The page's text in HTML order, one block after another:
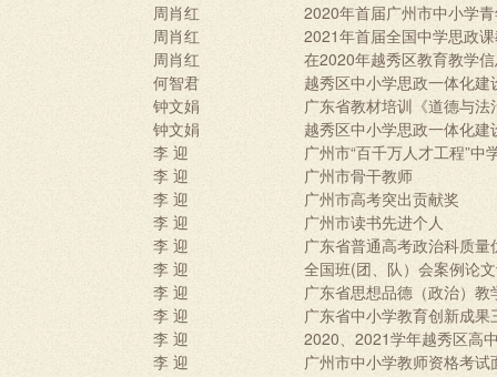
周肖红
2020年首届广州市中小学
周肖红
2021年首届全国中学思政
周肖红
在2020年越秀区教育教学
何智君
越秀区中小学思政一体化
钟文娟
广东省教材培训《道德与法
钟文娟
越秀区中小学思政一体化
李 迎
广州市“百千万人才工程”中
李 迎
广州市骨干教师
李 迎
广州市高考突出贡献奖
李 迎
广州市读书先进个人
李 迎
广东省普通高考政治科质量
李 迎
全国班(团、队）会案例论
李 迎
广东省思想品德（政治）教
李 迎
广东省中小学教育创新成果
李 迎
2020、2021学年越秀区高
李 迎
广州市中小学教师资格考